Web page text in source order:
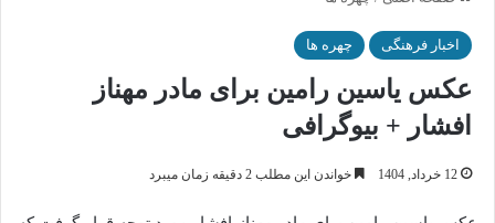
اخبار فرهنگی چهره ها
عکس یاسین رامین برای مادر مهناز
افشار + بیوگرافی
12 خرداد, 1404 خواندن این مطلب 2 دقیقه زمان میبرد